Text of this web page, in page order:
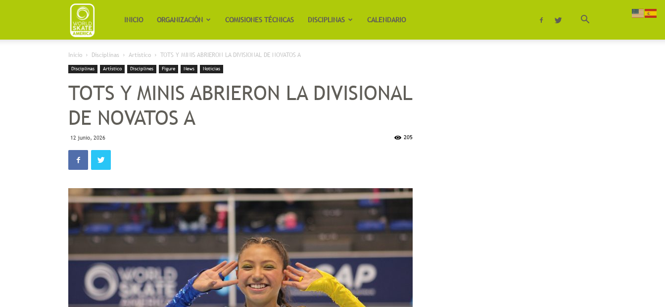
Worldskate
America
INICIO ORGANIZACIÓN COMISIONES TÉCNICAS DISCIPLINAS CALENDARIO
Inicio Disciplinas Artístico TOTS Y MINIS ABRIERON LA DIVISIONAL DE NOVATOS A
Disciplinas Artístico Disciplines Figure News Noticias
TOTS Y MINIS ABRIERON LA DIVISIONAL
DE NOVATOS A
12 junio, 2026 205